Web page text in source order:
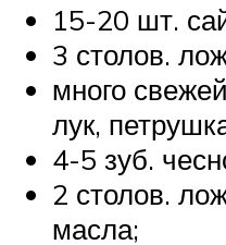
15-20 шт.
3 столов.
много
лук,
4-5 зуб.
2 столов.
масла;